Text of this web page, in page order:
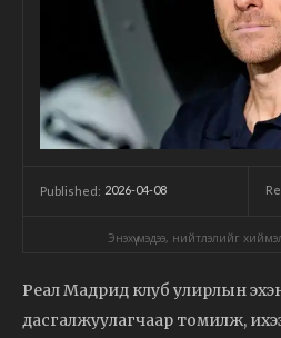
Published: 2026-04-08
Энэхүү мэдээ, нийтлэлийг
Реал Мадрид клуб улирлын
дасгалжуулагчаар томилж,